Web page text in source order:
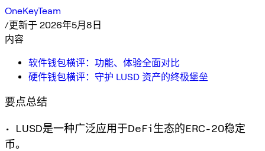
OneKeyTeam
/更新于 2026年5月8日
内容
软件钱包横评：功能、体验全面对比
硬件钱包横评：守护 LUSD 资产的终极堡垒
要点总结
• LUSD是一种广泛应用于DeFi生态的ERC-20稳定
币。